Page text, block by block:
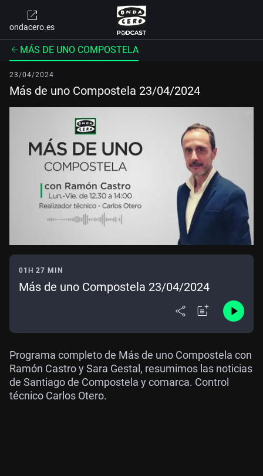
ondacero.es
MÁS DE UNO COMPOSTELA
23/04/2024
Más de uno Compostela 23/04/2024
01H 27 MIN
Más de uno Compostela 23/04/2024
Programa completo de Más de uno Compostela con
Ramón Castro y Sara Gestal, resumimos las noticias
de Santiago de Compostela y comarca. Control
técnico Carlos Otero.